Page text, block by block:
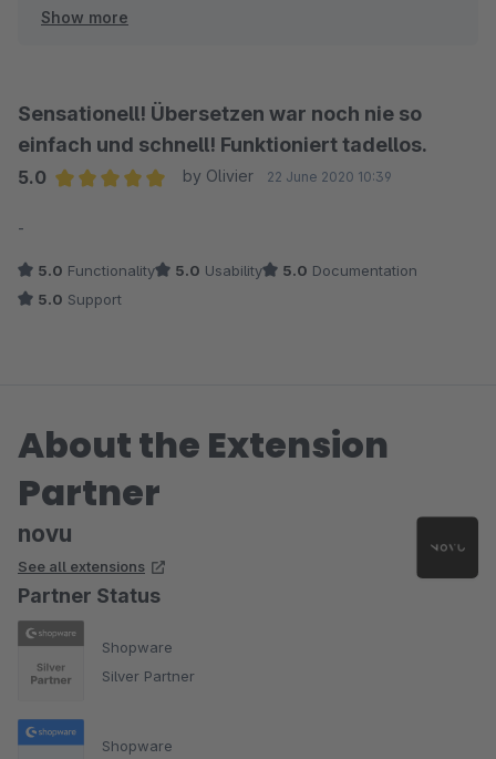
und keine weiteren Anpassungen für verschiedene
Was den Support angeht, kann ich die Enttäuschung
nachvollziehen und das tut mir Leid. Wir hatten intern
Show more
Sensationell! Übersetzen war noch nie so
einfach und schnell! Funktioniert tadellos.
5.0
by Olivier 22 June 2020 10:39
-
5.0 Functionality 5.0 Usability 5.0 Documentation
5.0 Support
About the Extension
Partner
novu
See all extensions
Partner Status
Shopware
Silver Partner
Shopware